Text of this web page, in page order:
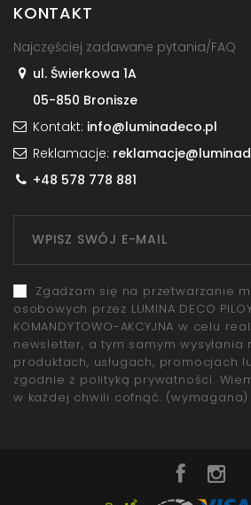
KONTAKT
Najczęściej zadawane pytania/FAQ
ul. Świerkowa 1A
05-850 Bronisze
Kontakt: info@luminadeco.pl
Reklamacje:
+48 578 778 881
Zgadzam się na przetwarzanie
osobowych przez LUMINA DECO
KOMANDYTOWO-AKCYJNA w celu
newsletter, a tym samym wysyłania
produktach, usługach, promocjach
zgodnie z polityką prywatności.
w każdej chwili cofnąć. (wymagana)